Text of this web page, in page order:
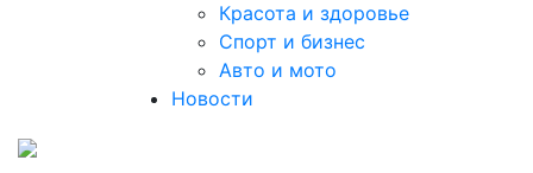
Красота и здоровье
Спорт и бизнес
Авто и мото
Новости